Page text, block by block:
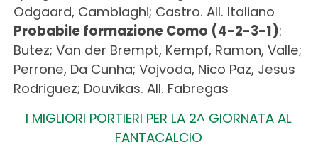
Odgaard, Cambiaghi; Castro. All. Italiano
Probabile formazione Como (4-2-3-1):
Butez; Van der Brempt, Kempf, Ramon, Valle;
Perrone, Da Cunha; Vojvoda, Nico Paz, Jesus
Rodriguez; Douvikas. All. Fabregas
I MIGLIORI PORTIERI PER LA 2^ GIORNATA AL
FANTACALCIO